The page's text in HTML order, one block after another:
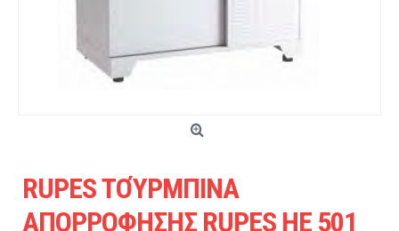
RUPES ΤΟΎΡΜΠΙΝΑ
ΑΠΟΡΡΟΦΗΣΗΣ RUPES ΗΕ 501